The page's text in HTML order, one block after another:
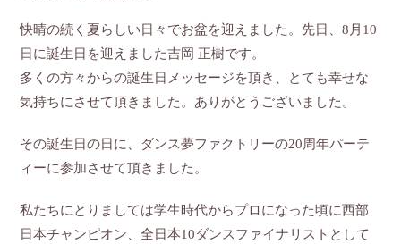
快晴の続く夏らしい日々でお盆を迎えました。先日、8月10
日に誕生日を迎えました吉岡 正樹です。
多くの方々からの誕生日メッセージを頂き、とても幸せな
気持ちにさせて頂きました。ありがとうございました。
その誕生日の日に、ダンス夢ファクトリーの20周年パーテ
ィーに参加させて頂きました。
私たちにとりましては学生時代からプロになった頃に西部
日本チャンピオン、全日本10ダンスファイナリストとして